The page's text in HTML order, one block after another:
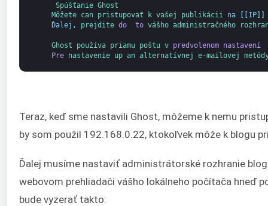
Spúšťanie Ghost
Môžete can pristupovať k vašej publikácii na IP]
Ďalej , prejdite do to vášho administračného
Ghost používa priamu poštu v predvolenom nastavení
Pre
nastavenie up an alternatívnej e-mailovej
Teraz, keď sme nastavili Ghost, môžeme k nemu
by som použil 192.168.0.22, ktokoľvek môže k blogu
Ďalej musíme nastaviť administrátorské rozhranie
webovom prehliadači vášho lokálneho počítača hneď
bude vyzerať takto: